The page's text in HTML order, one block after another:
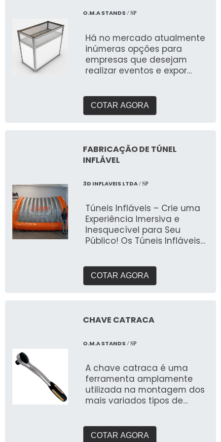
Com o Mascote Inflável da
se destaca e conquista o
público com uma
comunicação visual única e
inesquecível!
O.M.A STANDS / SP
Há no mercado atualmente
inúmeras opções para
empresas que desejam
realizar eventos e expor
destas o
COTAR AGORA
FABRICAÇÃO DE TÚNEL
INFLÁVEL
3D INFLAVEIS LTDA/ SP
Túneis Infláveis – Crie uma
Experiência Imersiva e
Inesquecível para Seu
Público! Os Túneis Infláveis
uma experiência única e
imersiva em eventos,
inovador e tamanho
infláveis são ideais para
atrair e envolver o público,
experiência visual e
sensorial que deixa uma
impressão duradoura. ✔
Design Personalizado: Cada
completamente
personalizável, permitindo
COTAR AGORA
CHAVE CATRACA
O.M.A STANDS / SP
A chave catraca é uma
ferramenta amplamente
utilizada na montagem dos
mais variados tipos de
COTAR AGORA